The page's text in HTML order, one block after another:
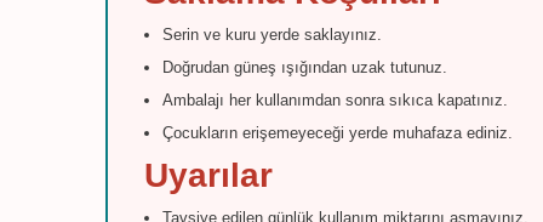
Serin ve kuru yerde saklayınız.
Doğrudan güneş ışığından uzak tutunuz.
Ambalajı her kullanımdan sonra sıkıca kapatınız.
Çocukların erişemeyeceği yerde muhafaza ediniz.
Uyarılar
Tavsiye edilen günlük kullanım miktarını aşmayınız.